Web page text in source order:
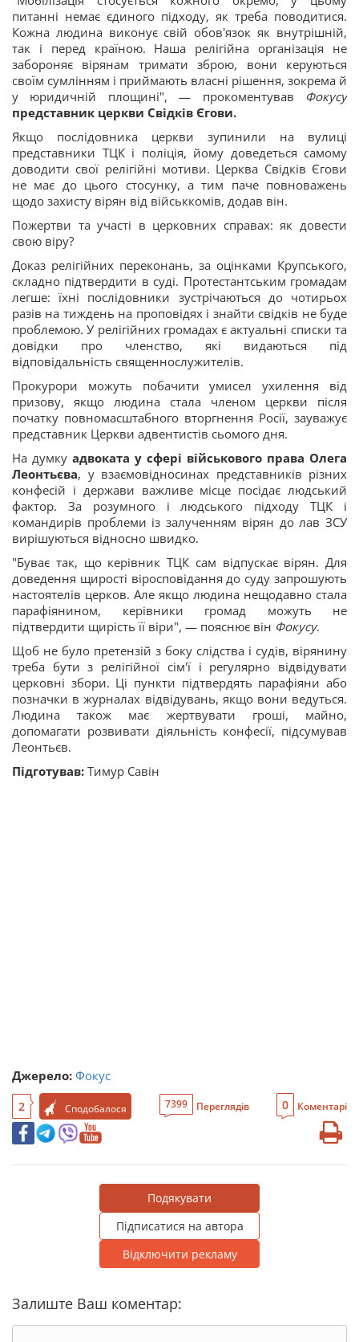
питанні немає єдиного підходу, як треба поводитися.
Кожна людина виконує свій обов'язок як внутрішній,
так і перед країною. Наша релігійна організація не
забороняє вірянам тримати зброю, вони керуються
своїм сумлінням і приймають власні рішення, зокрема й
у юридичній площині", — прокоментував Фокусу
представник церкви Свідків Єгови.
Якщо послідовника церкви зупинили на вулиці
представники ТЦК і поліція, йому доведеться самому
доводити свої релігійні мотиви. Церква Свідків Єгови
не має до цього стосунку, а тим паче повноважень
щодо захисту вірян від військкомів, додав він.
Пожертви та участі в церковних справах: як довести
свою віру?
Доказ релігійних переконань, за оцінками Крупського,
складно підтвердити в суді. Протестантським громадам
легше: їхні послідовники зустрічаються до чотирьох
разів на тиждень на проповідях і знайти свідків не буде
проблемою. У релігійних громадах є актуальні списки та
довідки про членство, які видаються під
відповідальність священнослужителів.
Прокурори можуть побачити умисел ухилення від
призову, якщо людина стала членом церкви після
початку повномасштабного вторгнення Росії, зауважує
представник Церкви адвентистів сьомого дня.
На думку адвоката у сфері військового права Олега
Леонтьєва, у взаємовідносинах представників різних
конфесій і держави важливе місце посідає людський
фактор. За розумного і людського підходу ТЦК і
командирів проблеми із залученням вірян до лав ЗСУ
вирішуються відносно швидко.
"Буває так, що керівник ТЦК сам відпускає вірян. Для
доведення щирості віросповідання до суду запрошують
настоятелів церков. Але якщо людина нещодавно стала
парафіянином, керівники громад можуть не
підтвердити щирість її віри", — пояснює він Фокусу.
Щоб не було претензій з боку слідства і судів, вірянину
треба бути з релігійної сім'ї і регулярно відвідувати
церковні збори. Ці пункти підтвердять парафіяни або
позначки в журналах відвідувань, якщо вони ведуться.
Людина також має жертвувати гроші, майно,
допомагати розвивати діяльність конфесії, підсумував
Леонтьєв.
Підготував: Тимур Савін
Джерело: Фокус
2 Сподобалося 7399 Переглядів 0 Коментарі
Подякувати
Підписатися на автора
Відключити рекламу
Залиште Ваш коментар: